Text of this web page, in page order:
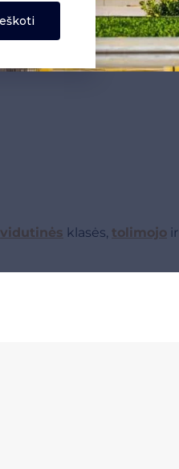
vidutinės klasės, tolimojo ir